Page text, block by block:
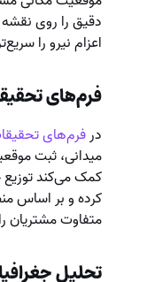
دقیق را روی نقشه
اعزام نیرو را
فرم‌های
درفرم‌های
میدانی، ثبت
کمک می‌کند توزیع
کرده و بر اساس
متفاوت مشتریان
تحلیل